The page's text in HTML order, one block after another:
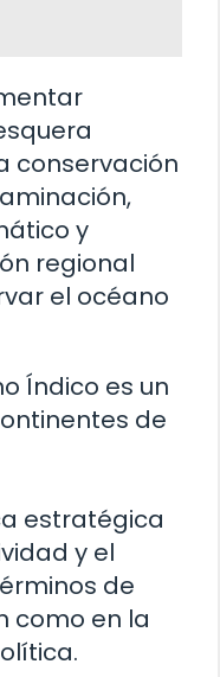
conservación
y
regional
el océano
Índico es un
de
estratégica
y el
de
como en la